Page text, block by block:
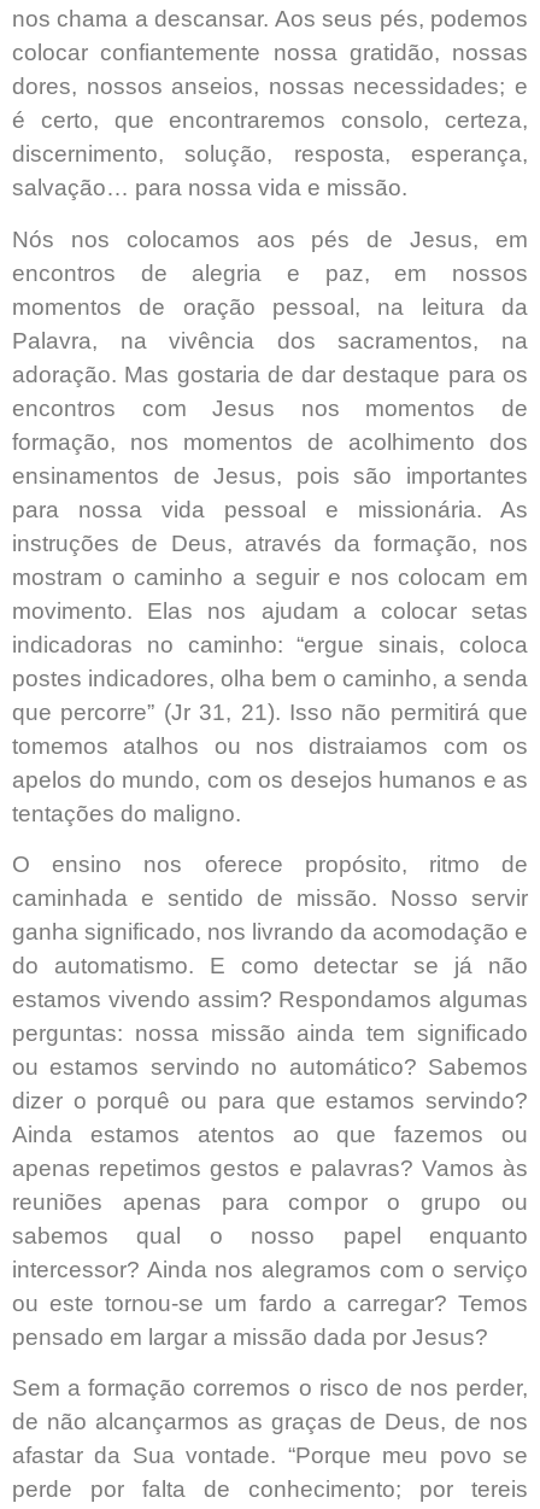
nos chama a descansar. Aos seus pés, podemos
colocar confiantemente nossa gratidão, nossas
dores, nossos anseios, nossas necessidades; e
é certo, que encontraremos consolo, certeza,
discernimento, solução, resposta, esperança,
salvação… para nossa vida e missão.
Nós nos colocamos aos pés de Jesus, em
encontros de alegria e paz, em nossos
momentos de oração pessoal, na leitura da
Palavra, na vivência dos sacramentos, na
adoração. Mas gostaria de dar destaque para os
encontros com Jesus nos momentos de
formação, nos momentos de acolhimento dos
ensinamentos de Jesus, pois são importantes
para nossa vida pessoal e missionária. As
instruções de Deus, através da formação, nos
mostram o caminho a seguir e nos colocam em
movimento. Elas nos ajudam a colocar setas
indicadoras no caminho: “ergue sinais, coloca
postes indicadores, olha bem o caminho, a senda
que percorre” (Jr 31, 21). Isso não permitirá que
tomemos atalhos ou nos distraiamos com os
apelos do mundo, com os desejos humanos e as
tentações do maligno.
O ensino nos oferece propósito, ritmo de
caminhada e sentido de missão. Nosso servir
ganha significado, nos livrando da acomodação e
do automatismo. E como detectar se já não
estamos vivendo assim? Respondamos algumas
perguntas: nossa missão ainda tem significado
ou estamos servindo no automático? Sabemos
dizer o porquê ou para que estamos servindo?
Ainda estamos atentos ao que fazemos ou
apenas repetimos gestos e palavras? Vamos às
reuniões apenas para compor o grupo ou
sabemos qual o nosso papel enquanto
intercessor? Ainda nos alegramos com o serviço
ou este tornou-se um fardo a carregar? Temos
pensado em largar a missão dada por Jesus?
Sem a formação corremos o risco de nos perder,
de não alcançarmos as graças de Deus, de nos
afastar da Sua vontade. “Porque meu povo se
perde por falta de conhecimento; por tereis